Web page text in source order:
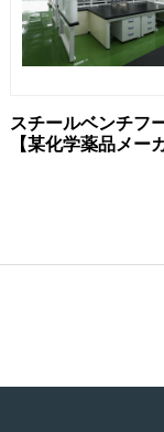
ワイドフリーベン
ベンチフード【某